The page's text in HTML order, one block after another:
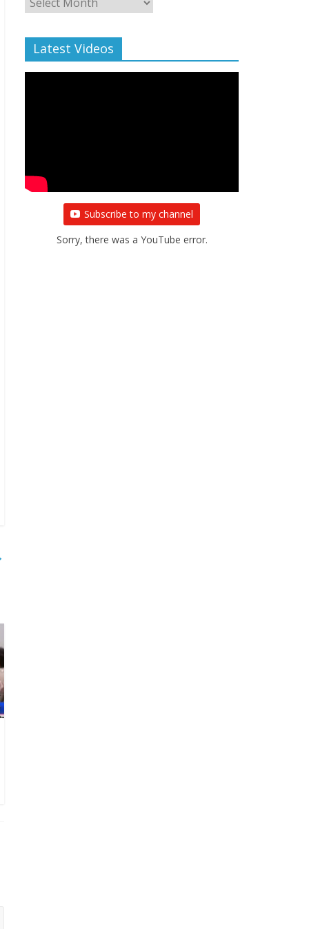
Archive
Latest Videos
Subscribe to my channel
Sorry, there was a YouTube error.